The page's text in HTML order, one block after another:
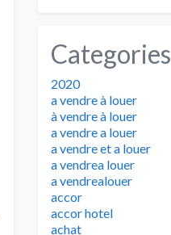
Categories
2020
a vendre à louer
à vendre à louer
a vendre a louer
a vendre et a louer
a vendrea louer
a vendrealouer
accor
accor hotel
achat